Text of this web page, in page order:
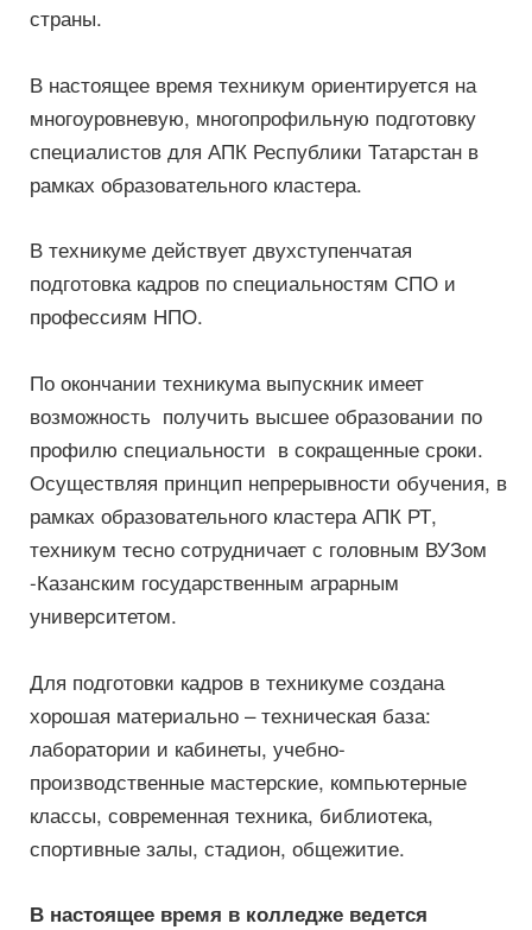
страны.
В настоящее время техникум ориентируется на
многоуровневую, многопрофильную подготовку
специалистов для АПК Республики Татарстан в
рамках образовательного кластера.
В техникуме действует двухступенчатая
подготовка кадров по специальностям СПО и
профессиям НПО.
По окончании техникума выпускник имеет
возможность получить высшее образовании по
профилю специальности в сокращенные сроки.
Осуществляя принцип непрерывности обучения, в
рамках образовательного кластера АПК РТ,
техникум тесно сотрудничает с головным ВУЗом
-Казанским государственным аграрным
университетом.
Для подготовки кадров в техникуме создана
хорошая материально – техническая база:
лаборатории и кабинеты, учебно-
производственные мастерские, компьютерные
классы, современная техника, библиотека,
спортивные залы, стадион, общежитие.
В настоящее время в колледже ведется